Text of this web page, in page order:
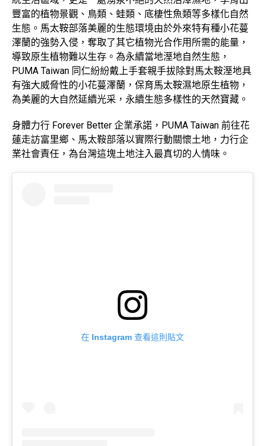
豐富的植物景觀、鳥類、蛙類、底棲性魚類等多樣化自然
生態。馬太鞍部落美麗的生態環境由於外來特有種小花蔓
澤蘭的強勢入侵，奪取了其它植物光合作用所需的能量，
導致原生植物難以生存。為永續當地溼地自然生態，
PUMA Taiwan 同仁紛紛戴上手套親手拔除對馬太鞍溼地具
有強大威脅性的小花蔓澤蘭，保育馬太鞍濕地原生植物，
為美麗的大自然延續光采，永續生態多樣性的天然寶藏。
身體力行 Forever Better 企業承諾，PUMA Taiwan 前往花
蓮走訪富里鄉、馬太鞍部落以實際行動關懷土地，力行企
業社會責任，為台灣這塊土地注入最真切的人情味。
在 Instagram 查看這則貼文